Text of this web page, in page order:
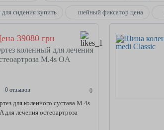
сидения купить шейный фиксатор цена
39080 грн
коленный для лечения
M.4s OA
0 отзывов 0
для коленного сустава M.4s
для лечения остеоартроза